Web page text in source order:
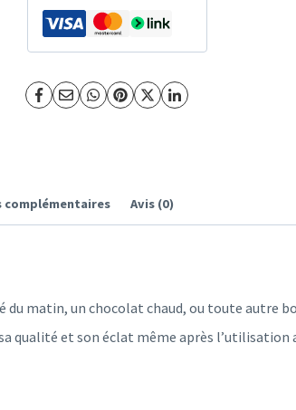
faith
YBS
Avis (0)
matin, un chocolat chaud, ou toute autre
qualité et son éclat même après l’utilisation